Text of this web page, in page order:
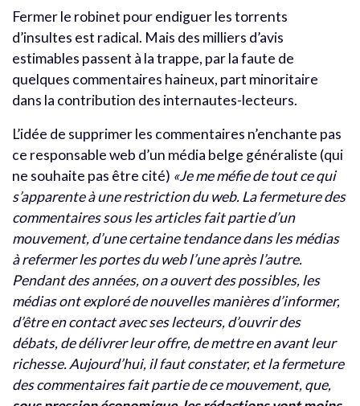
Fermer le robinet pour endiguer les torrents
d’insultes est radical. Mais des milliers d’avis
estimables passent à la trappe, par la faute de
quelques commentaires haineux, part minoritaire
dans la contribution des internautes-lecteurs.
L’idée de supprimer les commentaires n’enchante pas
ce responsable web d’un média belge généraliste (qui
ne souhaite pas être cité) «Je me méfie de tout ce qui
s’apparente à une restriction du web. La fermeture des
commentaires sous les articles fait partie d’un
mouvement, d’une certaine tendance dans les médias
à refermer les portes du web l’une après l’autre.
Pendant des années, on a ouvert des possibles, les
médias ont exploré de nouvelles manières d’informer,
d’être en contact avec ses lecteurs, d’ouvrir des
débats, de délivrer leur offre, de mettre en avant leur
richesse. Aujourd’hui, il faut constater, et la fermeture
des commentaires fait partie de ce mouvement, que,